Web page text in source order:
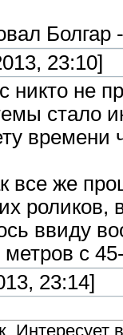
Болгар
23:10]
никто не
стало
времени
все же
ввиду
с
23:14]